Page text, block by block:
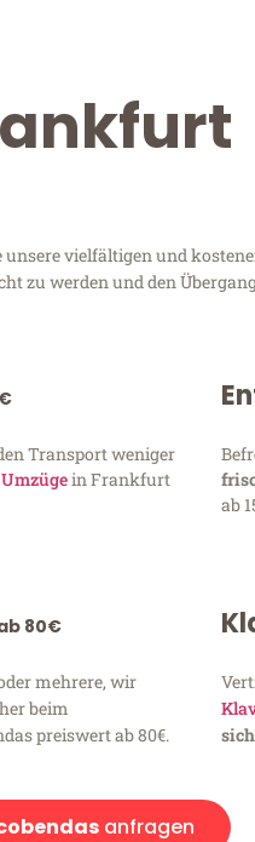
vielfältigen und
zu werden und den
Transport weniger
in Frankfurt
ab
80€
mehrere, wir
beim
preiswert ab 80€.
anfragen